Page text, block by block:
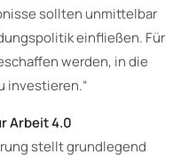
sollten unmittelbar
einfließen. Für
werden, in die
investieren.“
Arbeit 4.0
stellt grundlegend